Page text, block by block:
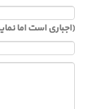
(اجباری است اما